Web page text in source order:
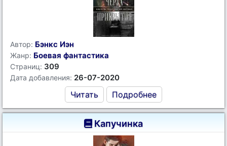
Автор: Бэнкс Иэн
Жанр: Боевая фантастика
Страниц: 309
Дата добавления: 26-07-2020
Читать Подробнее
Капучинка